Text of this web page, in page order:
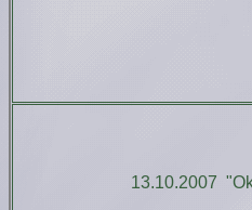
13.10.2007